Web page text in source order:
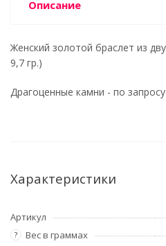
Описание
Женский золотой браслет из
9,7 гр.)
Драгоценные камни - по запросу
Характеристики
Артикул
? Вес в граммах